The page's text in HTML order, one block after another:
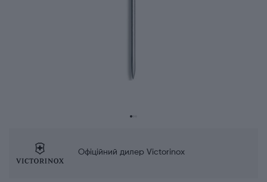
Офіційний дилер Victorinox